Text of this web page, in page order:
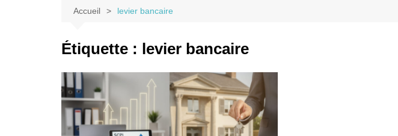
Accueil levier bancaire
Étiquette : levier bancaire